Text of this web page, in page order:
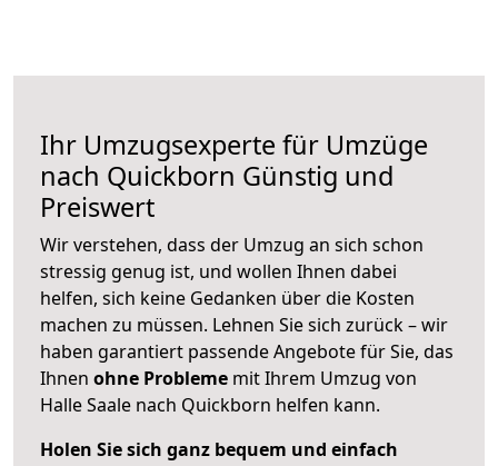
Ihr Umzugsexperte für Umzüge
nach Quickborn Günstig und
Preiswert
Wir verstehen, dass der Umzug an sich schon
stressig genug ist, und wollen Ihnen dabei
helfen, sich keine Gedanken über die Kosten
machen zu müssen. Lehnen Sie sich zurück – wir
haben garantiert passende Angebote für Sie, das
Ihnen ohne Probleme mit Ihrem Umzug von
Halle Saale nach Quickborn helfen kann.
Holen Sie sich ganz bequem und einfach